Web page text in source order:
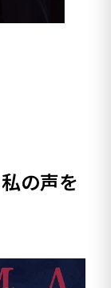
の声を